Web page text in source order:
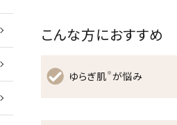
こんな方におすすめ
ゆらぎ肌 ※ が悩み